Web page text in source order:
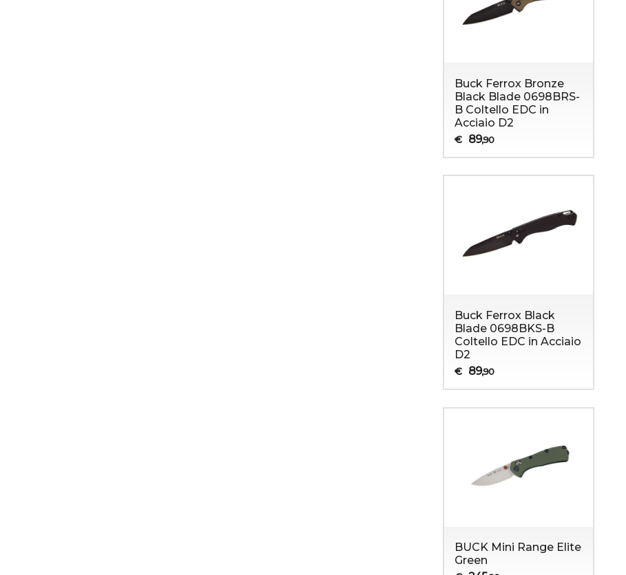
Buck Ferrox Bronze
Black Blade 0698BRS-
B Coltello EDC in
Acciaio D2
€ 89,90
Buck Ferrox Black
Blade 0698BKS-B
Coltello EDC in Acciaio
D2
€ 89,90
BUCK Mini Range Elite
Green